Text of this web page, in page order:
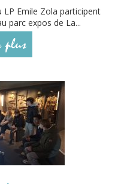
Emile Zola participent
parc expos de La...
plus